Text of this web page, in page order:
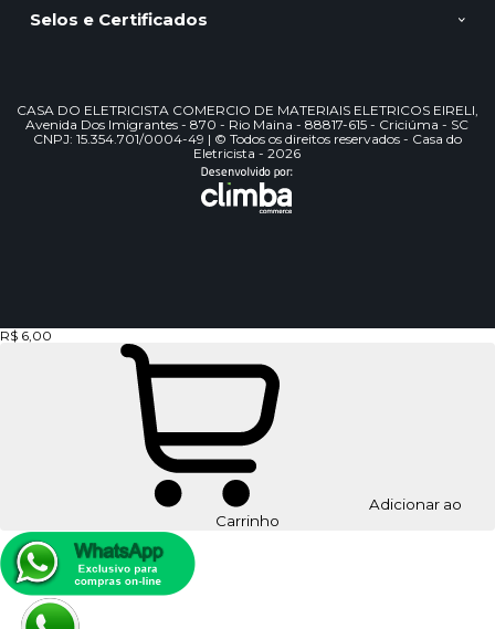
Selos e Certificados
CASA DO ELETRICISTA COMERCIO DE MATERIAIS ELETRICOS EIRELI,
Avenida Dos Imigrantes - 870 - Rio Maina - 88817-615 - Criciúma - SC
CNPJ: 15.354.701/0004-49 | © Todos os direitos reservados - Casa do
Eletricista - 2026
R$ 6,00
Adicionar ao
Carrinho